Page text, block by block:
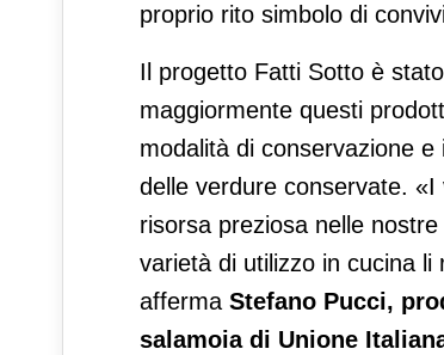
proprio rito simbolo di
Il progetto Fatti Sotto è
maggiormente questi
modalità di conservazione
delle verdure conservate.
risorsa preziosa nelle
varietà di utilizzo in cucina
afferma Stefano Pucci,
salamoia di Unione